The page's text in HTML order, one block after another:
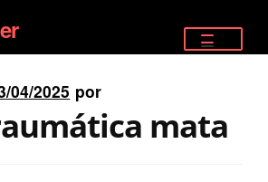
04/2025 por
mata